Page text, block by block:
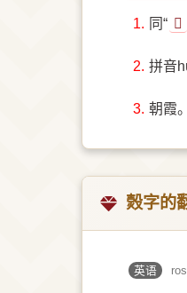
1. 同“ 𧹲
2. 拼音
3. 朝霞。
㷤字的
英语